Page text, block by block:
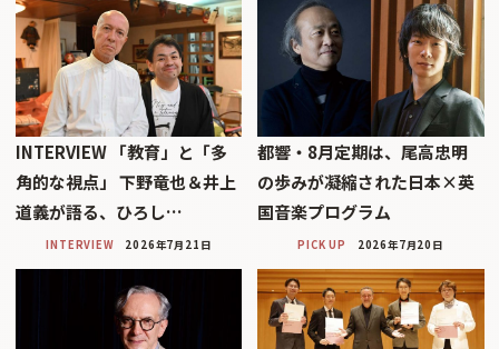
INTERVIEW 「教育」と「多
角的な視点」 下野竜也＆井上
道義が語る、ひろし…
INTERVIEW 2026年7月21日
都響・8月定期は、尾高忠明
の歩みが凝縮された日本×英
国音楽プログラム
PICK UP 2026年7月20日